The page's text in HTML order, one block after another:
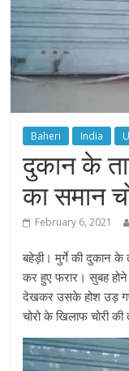
Baheri India
दुकान के
का समान
February 6, 2021
बहेड़ी। मुर्गे की दुकान के
कर हुए फरार। सुबह
देखकर उसके होश उड़
चोरो के खिलाफ चोरी की